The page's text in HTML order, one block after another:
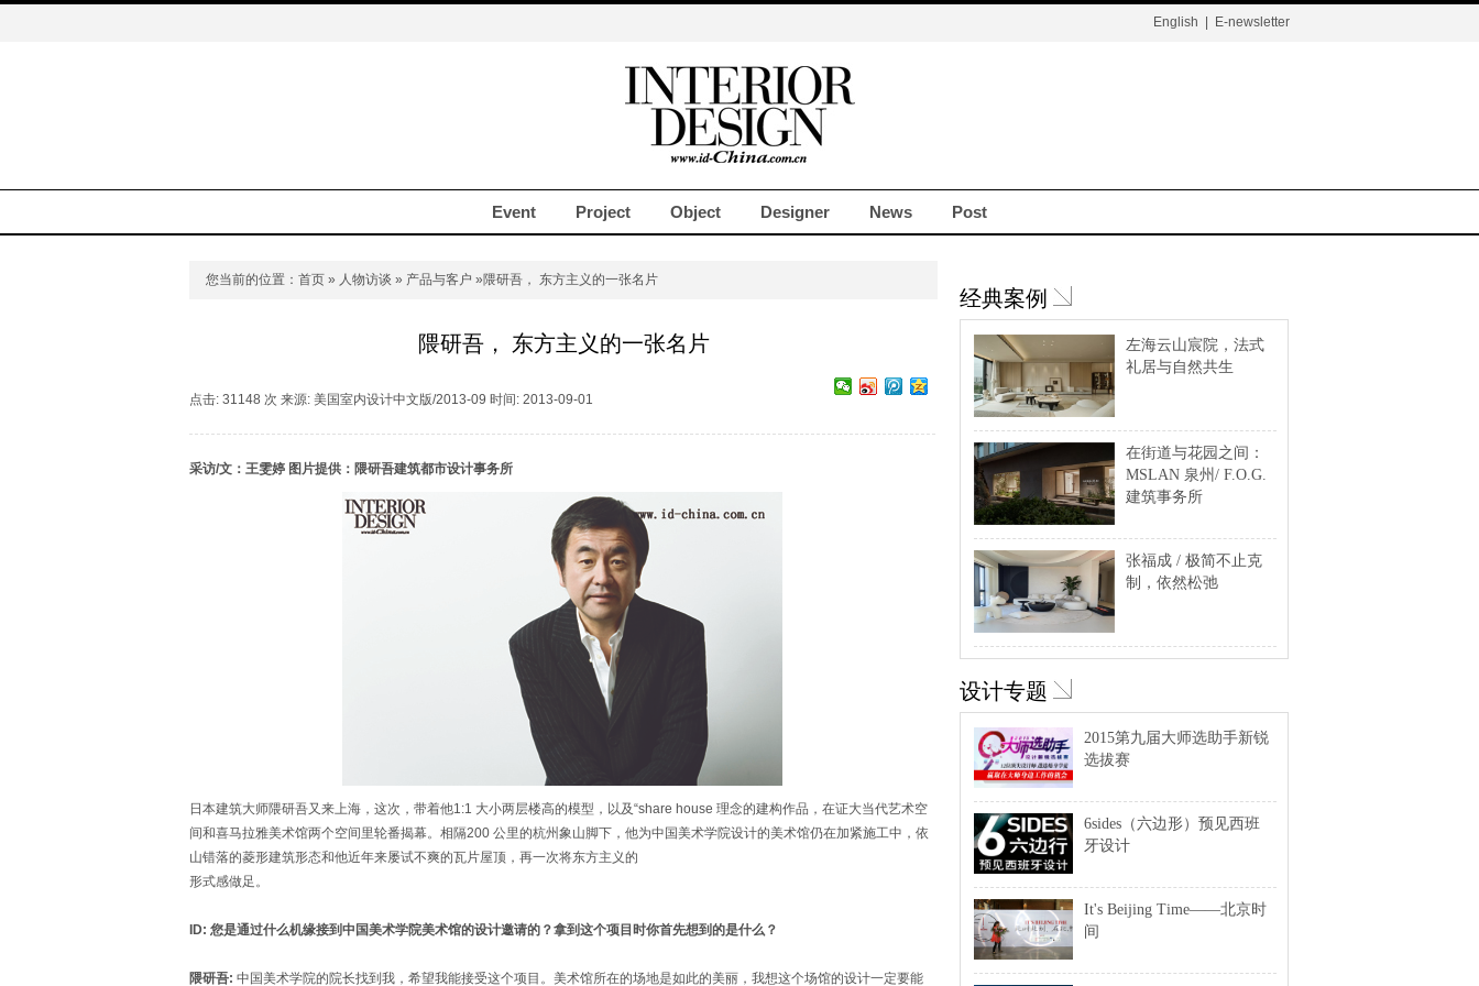
English E-newsletter
Event Project Object Designer News Post
您当前的位置： 首页 » 人物访谈 » 产品与客户 »隈研吾， 东方主义的一张名片
隈研吾， 东方主义的一张名片
点击: 31148 次 来源: 美国室内设计中文版/2013-09 时间: 2013-09-01
采访/文：王雯婷 图片提供：隈研吾建筑都市设计事务所
日本建筑大师隈研吾又来上海，这次，带着他1:1 大小两层楼高的模型，以及“share house 理念的建构作品，在证大当代艺术空
间和喜马拉雅美术馆两个空间里轮番揭幕。相隔200 公里的杭州象山脚下，他为中国美术学院设计的美术馆仍在加紧施工中，依
山错落的菱形建筑形态和他近年来屡试不爽的瓦片屋顶，再一次将东方主义的
形式感做足。
ID: 您是通过什么机缘接到中国美术学院美术馆的设计邀请的？拿到这个项目时你首先想到的是什么？
隈研吾: 中国美术学院的院长找到我，希望我能接受这个项目。美术馆所在的场地是如此的美丽，我想这个场馆的设计一定要能
经典案例
左海云山宸院，法式
礼居与自然共生
在街道与花园之间：
MSLAN 泉州/ F.O.G.
建筑事务所
张福成 / 极简不止克
制，依然松弛
设计专题
2015第九届大师选助手新锐
选拔赛
6sides（六边形）预见西班
牙设计
It's Beijing Time——北京时
间